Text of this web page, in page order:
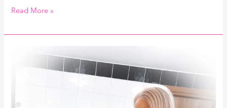
Read More »